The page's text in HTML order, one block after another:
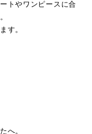
トやワンピースに合
す。
へ。